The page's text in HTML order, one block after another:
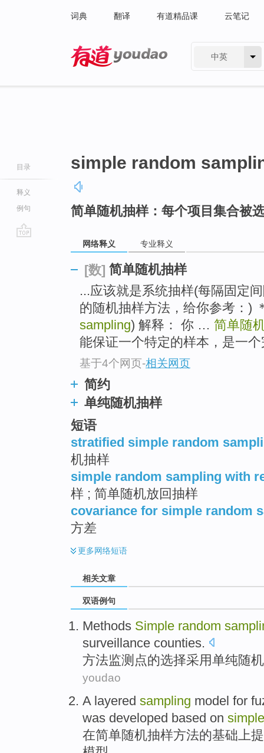
词典 翻译 有道精品课 云笔记
中英
目录
释义
例句
simple random
简单随机抽样：每个项目集合被
网络释义 专业释义
[数] 简单随机抽样
...应该就是系统抽样(每隔固定
的随机抽样方法，给你参考：)
sampling) 解释： 你 … 简单随
能保证一个特定的样本，是一
基于4个网页-相关网页
简约
单纯随机抽样
短语
stratified simple random
机抽样
simple random sampling with
样 ; 简单随机放回抽样
covariance for simple random
方差
更多网络短语
相关文章
双语例句
Methods Simple random
surveillance counties.
方法监测点的选择采用单纯随机
youdao
A layered sampling model for
was developed based on simple
在简单随机抽样方法的基础 上